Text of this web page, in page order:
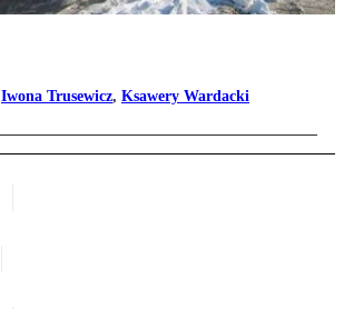
Iwona Trusewicz, Ksawery Wardacki